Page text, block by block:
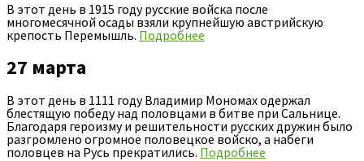
В этот день в 1915 году русские войска после
многомесячной осады взяли крупнейшую австрийскую
крепость Перемышль. Подробнее
27 марта
В этот день в 1111 году Владимир Мономах одержал
блестящую победу над половцами в битве при Сальнице.
Благодаря героизму и решительности русских дружин было
разгромлено огромное половецкое войско, а набеги
половцев на Русь прекратились. Подробнее